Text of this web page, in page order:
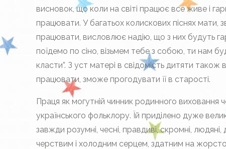
висновок, що коли на світі працює все живе і
працювати. У багатьох колискових піснях мати,
працювати, висловлює надію, що з них будуть
поїдемо по сіно, візьмем тебе з собою, ти нам
класти”. З уст матері в свідомість дитяти
працювати, зможе прогодувати її в старості.
Праця як могутній чинник родинного
українського фольклору. Їй приділено дуже
завжди розумні, чесні, правдиві, скромні, людяні,
черствим і холодним серцем, здатним на